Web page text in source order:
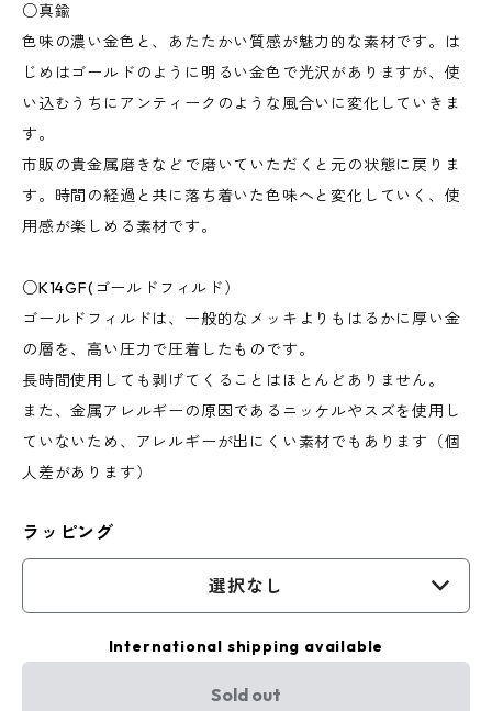
○真鍮
色味の濃い金色と、あたたかい質感が魅力的な素材です。は
じめはゴールドのように明るい金色で光沢がありますが、使
い込むうちにアンティークのような風合いに変化していきま
す。
市販の貴金属磨きなどで磨いていただくと元の状態に戻りま
す。時間の経過と共に落ち着いた色味へと変化していく、使
用感が楽しめる素材です。
○K14GF(ゴールドフィルド）
ゴールドフィルドは、一般的なメッキよりもはるかに厚い金
の層を、高い圧力で圧着したものです。
長時間使用しても剥げてくることはほとんどありません。
また、金属アレルギーの原因であるニッケルやスズを使用し
ていないため、アレルギーが出にくい素材でもあります（個
人差があります）
ラッピング
選択なし
International shipping available
Sold out